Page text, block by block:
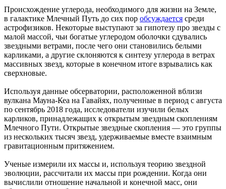
Происхождение углерода, необходимого для жизни на Земле,
в галактике Млечный Путь до сих пор обсуждается среди
астрофизиков. Некоторые выступают за гипотезу про звезды с
малой массой, чьи богатые углеродом оболочки сдувались
звездными ветрами, после чего они становились белыми
карликами, а другие склоняются к синтезу углерода в ветрах
массивных звезд, которые в конечном итоге взрывались как
сверхновые.
Используя данные обсерватории, расположенной вблизи
вулкана Мауна-Кеа на Гавайях, полученные в период с августа
по сентябрь 2018 года, исследователи изучили белых
карликов, принадлежащих к открытым звездным скоплениям
Млечного Пути. Открытые звездные скопления — это группы
из нескольких тысяч звезд, удерживаемые вместе взаимным
гравитационным притяжением.
Ученые измерили их массы и, используя теорию звездной
эволюции, рассчитали их массы при рождении. Когда они
вычислили отношение начальной и конечной масс, они